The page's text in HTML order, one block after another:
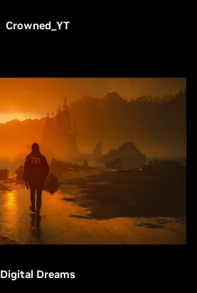
Crowned_YT
Digital Dreams